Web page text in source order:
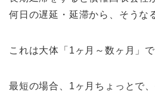
何日の遅延・延滞から、そうな
これは大体「1ヶ月～数ヶ月」で
最短の場合、1ヶ月ちょっとで